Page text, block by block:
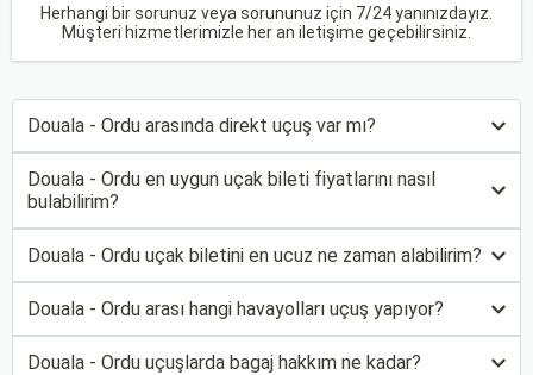
Herhangi bir sorunuz veya sorununuz için 7/24 yanınızdayız.
Müşteri hizmetlerimizle her an iletişime geçebilirsiniz.
Douala - Ordu arasında direkt uçuş var mı?
Douala - Ordu en uygun uçak bileti fiyatlarını nasıl
bulabilirim?
Douala - Ordu uçak biletini en ucuz ne zaman alabilirim?
Douala - Ordu arası hangi havayolları uçuş yapıyor?
Douala - Ordu uçuşlarda bagaj hakkım ne kadar?